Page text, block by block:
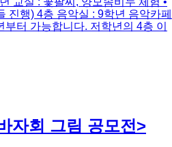
진행) 4층 음악실 : 9학년 음악카페
터 가능합니다. 저학년의 4층 이
자회 그림 공모전>